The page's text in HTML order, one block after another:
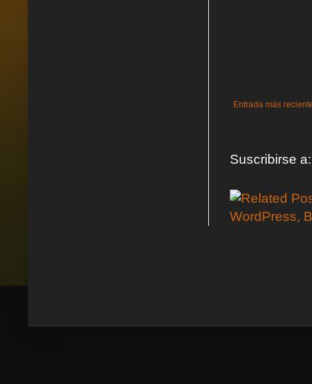
Entrada más
Suscribirse